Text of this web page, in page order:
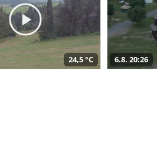
24,5 °C 6.8. 20:26